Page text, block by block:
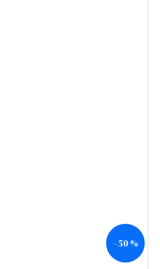
–50 %